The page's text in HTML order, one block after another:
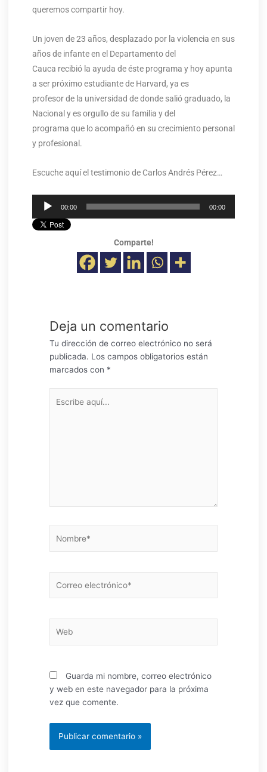
queremos compartir hoy.
Un joven de 23 años, desplazado por la violencia en sus
años de infante en el Departamento del
Cauca recibió la ayuda de éste programa y hoy apunta
a ser próximo estudiante de Harvard, ya es
profesor de la universidad de donde salió graduado, la
Nacional y es orgullo de su familia y del
programa que lo acompañó en su crecimiento personal
y profesional.
Escuche aquí el testimonio de Carlos Andrés Pérez…
Reproductor
audio
00:00 00:00
Comparte!
Deja un comentario
Tu dirección de correo electrónico no será
publicada. Los campos obligatorios están
marcados con *
aquí...
electrónico*
Guarda mi nombre, correo electrónico
y web en este navegador para la próxima
vez que comente.